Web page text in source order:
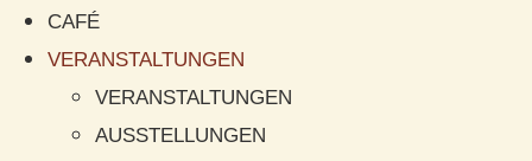
CAFÉ
VERANSTALTUNGEN
VERANSTALTUNGEN
AUSSTELLUNGEN